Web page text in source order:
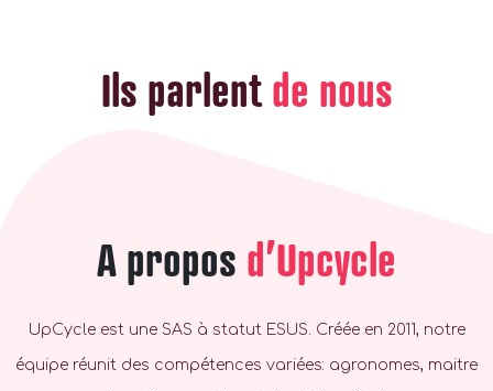
Ils parlentde nous
A propos d’Upcycle
UpCycle est une SAS à statut ESUS. Créée en 2011, notre
équipe réunit des compétences variées: agronomes, maitre